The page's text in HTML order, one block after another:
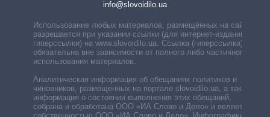
info@slovoidilo.ua
Использование любых материалов, размещённых на сайте,
разрешается при указании ссылки (для интернет-изданий —
гиперссылки) на www.slovoidilo.ua. Ссылка (гиперссылка)
обязательна вне зависимости от полного либо частичного
использования материалов.
Аналитическая информация об обещаниях политиков и
чиновников, размещенных на портале slovoidilo.ua, а также
информация о состоянии выполнения этих обещаний,
собрана и обработана ООО «ИА Слово и Дело» и является